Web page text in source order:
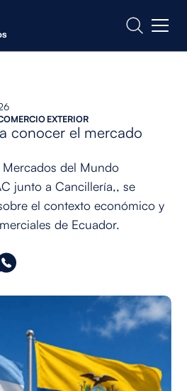
EXTERIOR
conocer el mercado
del Mundo
junto a Cancillería,, se
el contexto económico y
de Ecuador.